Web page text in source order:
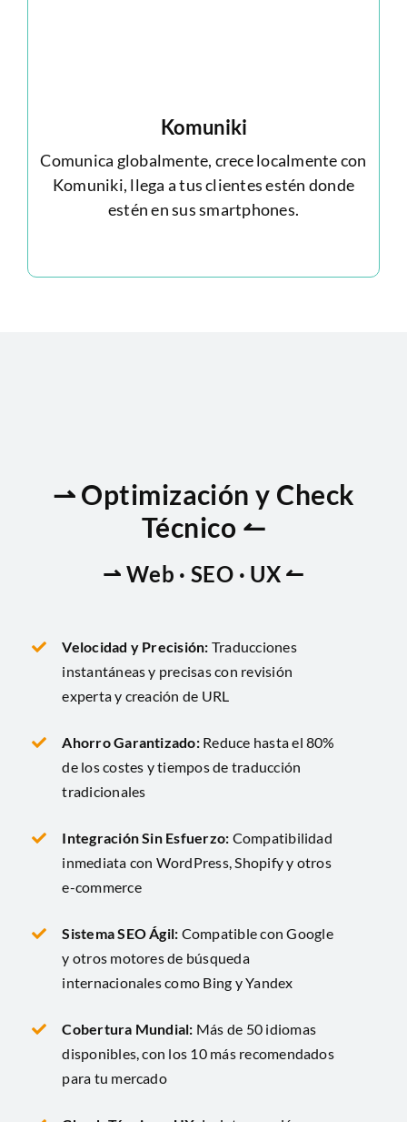
Komuniki
Comunica globalmente, crece localmente con
Komuniki, llega a tus clientes estén donde
estén en sus smartphones.
⇀ Optimización y Check
Técnico ↼
⇀ Web · SEO · UX ↼
Velocidad y Precisión: Traducciones
instantáneas y precisas con revisión
experta y creación de URL
Ahorro Garantizado:Reduce hasta el 80%
de los costes y tiempos de traducción
tradicionales
Integración Sin Esfuerzo: Compatibilidad
inmediata con WordPress, Shopify y otros
e-commerce
Sistema SEO Ágil: Compatible con Google
y otros motores de búsqueda
internacionales como Bing y Yandex
Cobertura Mundial: Más de 50 idiomas
disponibles, con los 10 más recomendados
para tu mercado